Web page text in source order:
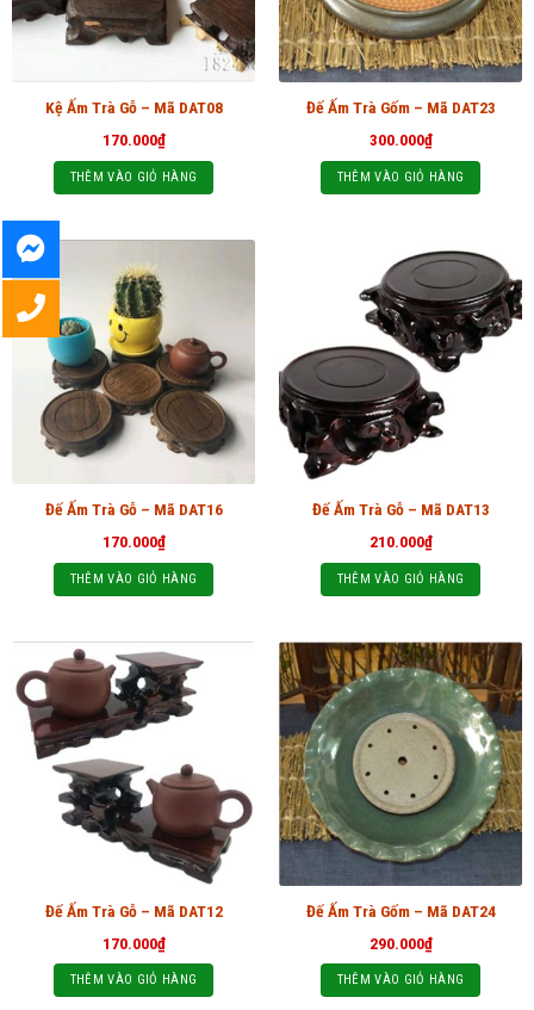
Kệ Ấm Trà Gỗ – Mã DAT08
170.000₫
THÊM VÀO GIỎ HÀNG
Đế Ấm Trà Gốm – Mã DAT23
300.000₫
THÊM VÀO GIỎ HÀNG
Đế Ấm Trà Gỗ – Mã DAT16
170.000₫
THÊM VÀO GIỎ HÀNG
Đế Ấm Trà Gỗ – Mã DAT13
210.000₫
THÊM VÀO GIỎ HÀNG
Đế Ấm Trà Gỗ – Mã DAT12
170.000₫
THÊM VÀO GIỎ HÀNG
Đế Ấm Trà Gốm – Mã DAT24
290.000₫
THÊM VÀO GIỎ HÀNG